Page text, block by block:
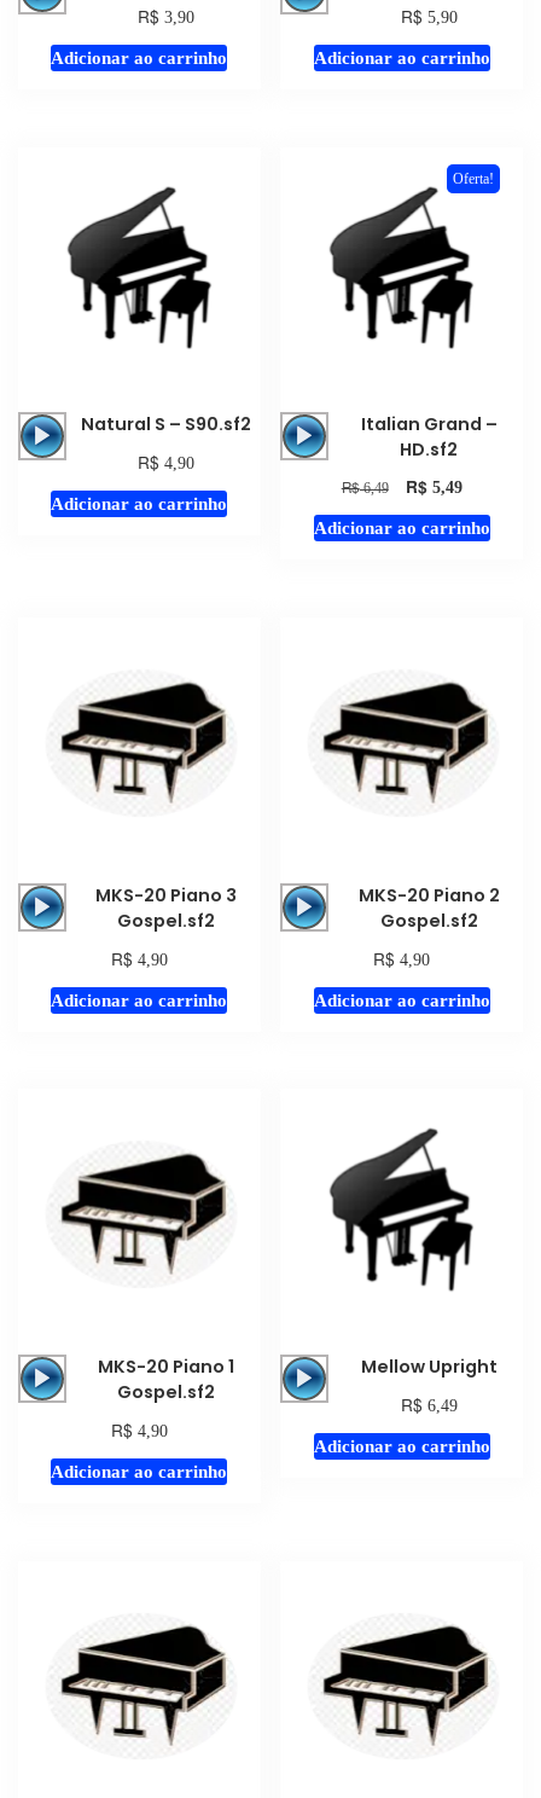
áudio
R$ 3,90
Adicionar ao carrinho
áudio
R$ 5,90
Adicionar ao carrinho
Tocador
áudio
Natural S – S90.sf2
R$ 4,90
Adicionar ao carrinho
Oferta!
Tocador
de
Italian Grand –
HD.sf2
R$6,49 R$5,49
Adicionar ao carrinho
Tocador
de
MKS-20 Piano 3
Gospel.sf2
R$ 4,90
Adicionar ao carrinho
Tocador
de
MKS-20 Piano 2
Gospel.sf2
R$ 4,90
Adicionar ao carrinho
Tocador
de
MKS-20 Piano 1
Gospel.sf2
R$ 4,90
Adicionar ao carrinho
Tocador
áudio
Mellow Upright
R$ 6,49
Adicionar ao carrinho